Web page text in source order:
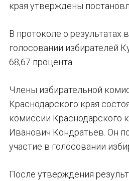
края утверждены
В протоколе о
голосовании избирателей
68,67 процента.
Члены избирательной
Краснодарского края
комиссии Краснодарского
Иванович Кондратьев. Он
участие в голосовании
После утверждения